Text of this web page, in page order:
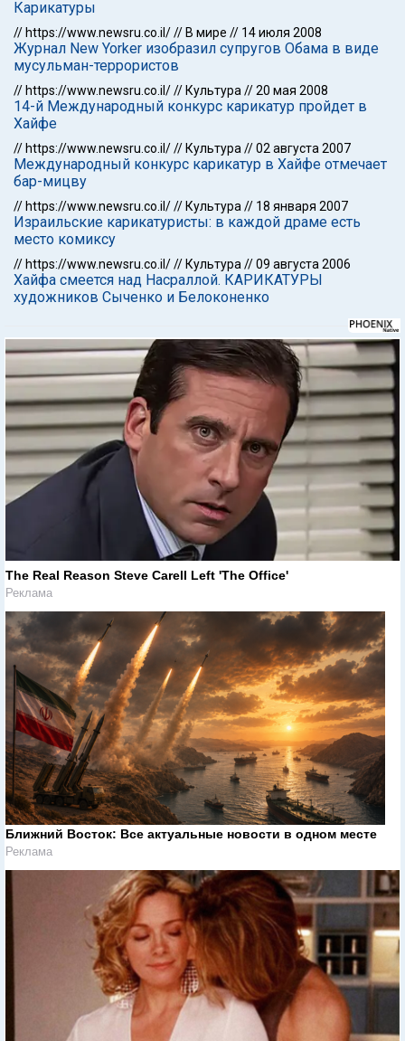
Карикатуры
// https://www.newsru.co.il/// В мире // 14 июля 2008
Журнал New Yorker изобразил супругов Обама в виде
мусульман-террористов
// https://www.newsru.co.il/// Культура //20 мая 2008
14-й Международный конкурс карикатур пройдет в
Хайфе
// https://www.newsru.co.il/// Культура //02 августа 2007
Международный конкурс карикатур в Хайфе отмечает
бар-мицву
// https://www.newsru.co.il/// Культура // 18 января 2007
Израильские карикатуристы: в каждой драме есть
место комиксу
// https://www.newsru.co.il/// Культура //09 августа 2006
Хайфа смеется над Насраллой. КАРИКАТУРЫ
художников Сыченко и Белоконенко
The Real Reason Steve Carell Left 'The Office'
Реклама
Ближний Восток: Все актуальные новости в одном месте
Реклама